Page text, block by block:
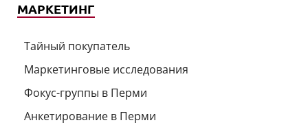
МАРКЕТИНГ
Тайный покупатель
Маркетинговые исследования
Фокус-группы в Перми
Анкетирование в Перми